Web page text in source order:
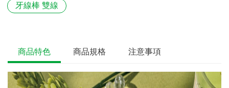
牙線棒 雙線
商品特色 商品規格 注意事項